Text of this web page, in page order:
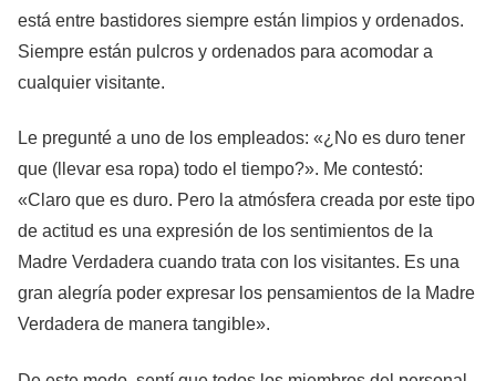
está entre bastidores siempre están limpios y ordenados.
Siempre están pulcros y ordenados para acomodar a
cualquier visitante.
Le pregunté a uno de los empleados: «¿No es duro tener
que (llevar esa ropa) todo el tiempo?». Me contestó:
«Claro que es duro. Pero la atmósfera creada por este tipo
de actitud es una expresión de los sentimientos de la
Madre Verdadera cuando trata con los visitantes. Es una
gran alegría poder expresar los pensamientos de la Madre
Verdadera de manera tangible».